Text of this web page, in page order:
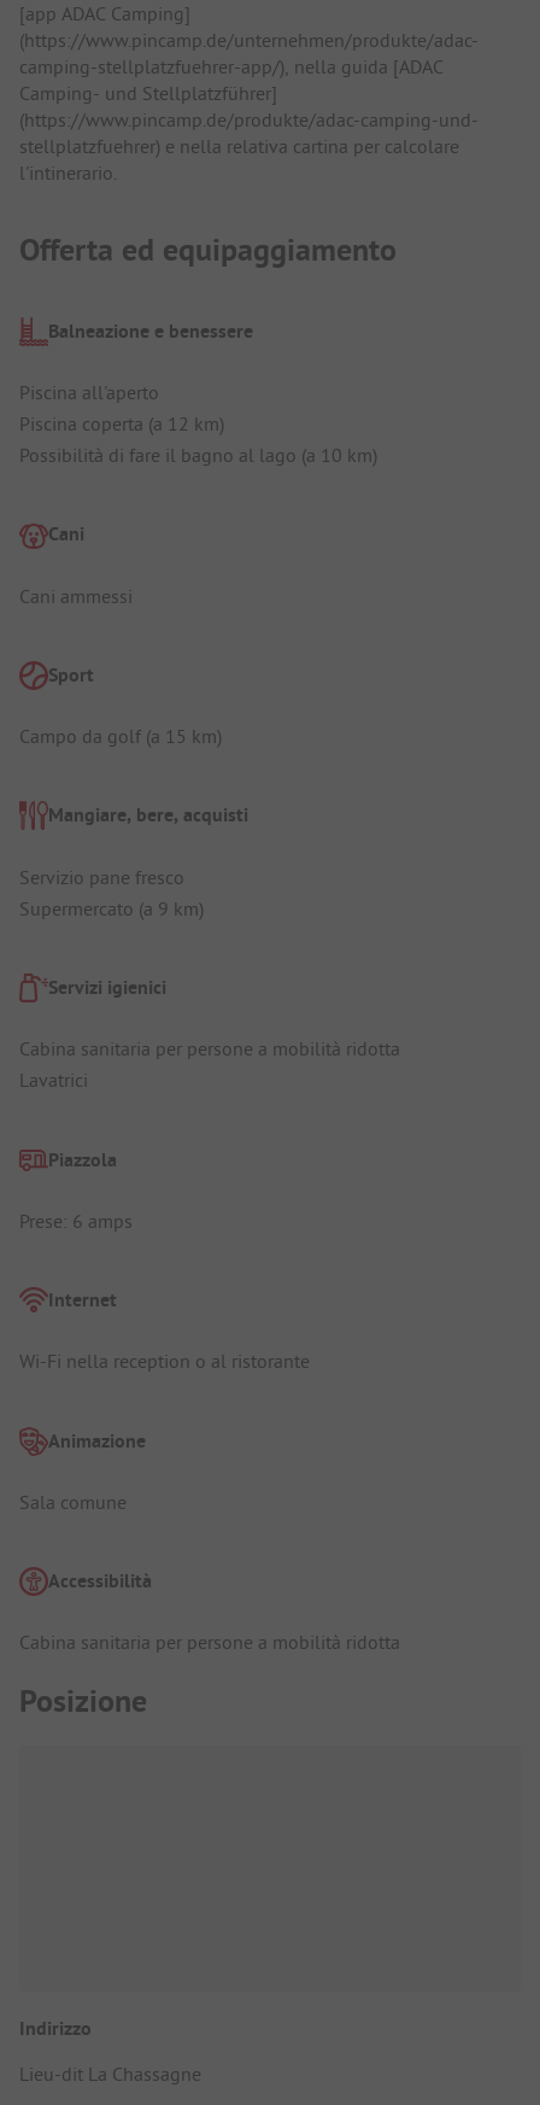
[app ADAC Camping]
(https://www.pincamp.de/unternehmen/produkte/adac-
camping-stellplatzfuehrer-app/), nella guida [ADAC
Camping- und Stellplatzführer]
(https://www.pincamp.de/produkte/adac-camping-und-
stellplatzfuehrer) e nella relativa cartina per calcolare
l'intinerario.
Offerta ed equipaggiamento
Balneazione e benessere
Piscina all'aperto
Piscina coperta (a 12 km)
Possibilità di fare il bagno al lago (a 10 km)
Cani
Cani ammessi
Sport
Campo da golf (a 15 km)
Mangiare, bere, acquisti
Servizio pane fresco
Supermercato (a 9 km)
Servizi igienici
Cabina sanitaria per persone a mobilità ridotta
Lavatrici
Piazzola
Prese: 6 amps
Internet
Wi-Fi nella reception o al ristorante
Animazione
Sala comune
Accessibilità
Cabina sanitaria per persone a mobilità ridotta
Posizione
Indirizzo
Lieu-dit La Chassagne